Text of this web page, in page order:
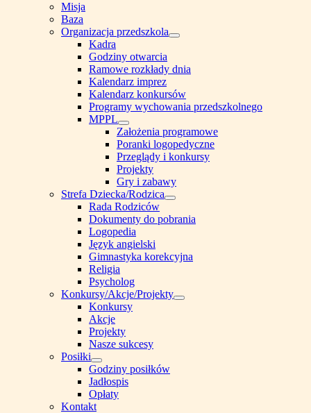
Misja
Baza
Organizacja przedszkola
Show
Kadra
Godziny otwarcia
Ramowe rozkłady dnia
Kalendarz imprez
Kalendarz konkursów
Programy wychowania przedszkolnego
MPPL
Show
sub
menu
Założenia programowe
Poranki logopedyczne
Przeglądy i konkursy
Projekty
Gry i zabawy
Strefa Dziecka/Rodzica
Show
sub
menu
Rada Rodziców
Dokumenty do pobrania
Logopedia
Język angielski
Gimnastyka korekcyjna
Religia
Psycholog
Konkursy/Akcje/Projekty
Show
Konkursy
Akcje
Projekty
Nasze sukcesy
Posiłki
Show
sub
menu
Godziny posiłków
Jadłospis
Opłaty
Kontakt